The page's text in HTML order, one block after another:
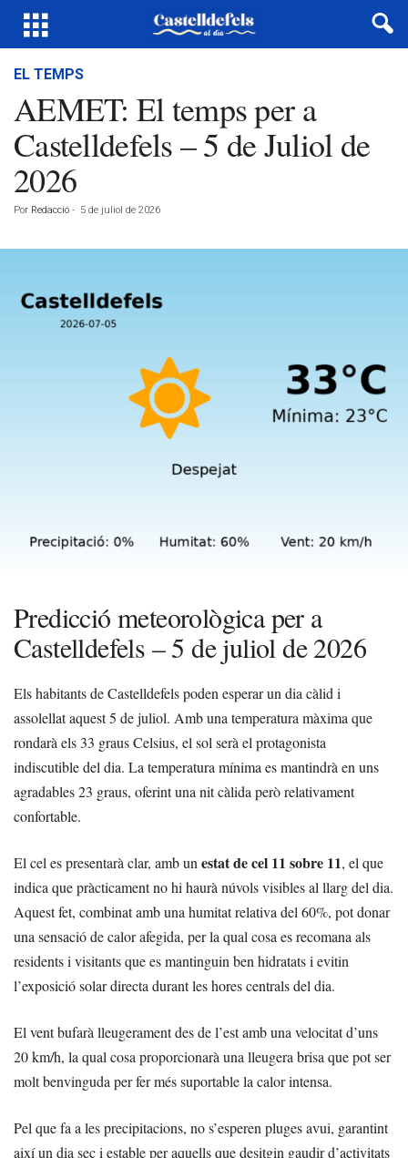
EL TEMPS
AEMET: El temps per a
Castelldefels – 5 de Juliol de
2026
Por Redacció - 5 de juliol de 2026
Predicció meteorològica per a
Castelldefels – 5 de juliol de 2026
Els habitants de Castelldefels poden esperar un dia càlid i
assolellat aquest 5 de juliol. Amb una temperatura màxima que
rondarà els 33 graus Celsius, el sol serà el protagonista
indiscutible del dia. La temperatura mínima es mantindrà en uns
agradables 23 graus, oferint una nit càlida però relativament
confortable.
El cel es presentarà clar, amb unestat de cel 11 sobre 11, el que
indica que pràcticament no hi haurà núvols visibles al llarg del dia.
Aquest fet, combinat amb una humitat relativa del 60%, pot donar
una sensació de calor afegida, per la qual cosa es recomana als
residents i visitants que es mantinguin ben hidratats i evitin
l’exposició solar directa durant les hores centrals del dia.
El vent bufarà lleugerament des de l’est amb una velocitat d’uns
20 km/h, la qual cosa proporcionarà una lleugera brisa que pot ser
molt benvinguda per fer més suportable la calor intensa.
Pel que fa a les precipitacions, no s’esperen pluges avui, garantint
així un dia sec i estable per aquells que desitgin gaudir d’activitats